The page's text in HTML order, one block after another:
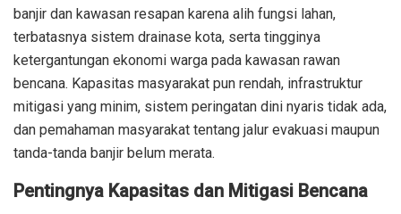
banjir dan kawasan resapan karena alih fungsi lahan,
terbatasnya sistem drainase kota, serta tingginya
ketergantungan ekonomi warga pada kawasan rawan
bencana. Kapasitas masyarakat pun rendah, infrastruktur
mitigasi yang minim, sistem peringatan dini nyaris tidak ada,
dan pemahaman masyarakat tentang jalur evakuasi maupun
tanda-tanda banjir belum merata.
Pentingnya Kapasitas dan Mitigasi Bencana